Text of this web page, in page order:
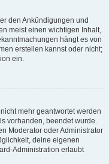
den Ankündigungen und
meist einen wichtigen Inhalt,
hängt es von
erstellen kannst oder nicht;
ein.
mehr geantwortet werden
vorhanden, beendet wurde.
Moderator oder Administrator
deine eigenen
Administration erlaubt